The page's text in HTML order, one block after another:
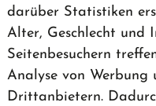
darüber Statistiken
Alter, Geschlecht und
Seitenbesuchern
Analyse von
Drittanbietern.